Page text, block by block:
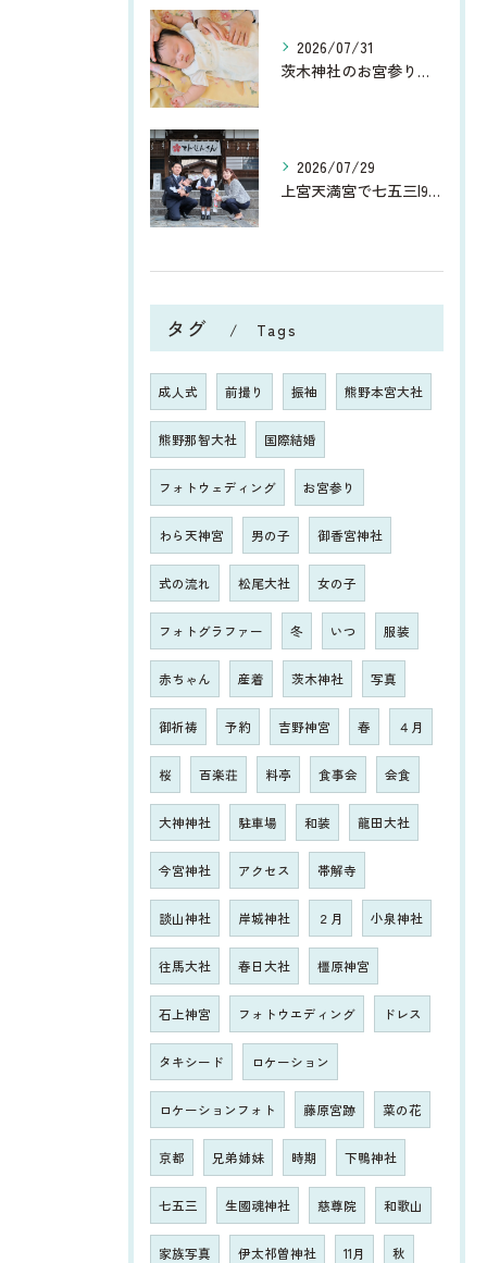
2026/07/31
茨木神社のお宮参り撮影レポート｜夏のお宮参り
2026/07/29
上宮天満宮で七五三|9月は洋服でのお参りもおすすめ！
タグ Tags
成人式 前撮り 振袖 熊野本宮大社
熊野那智大社 国際結婚
フォトウェディング お宮参り
わら天神宮 男の子 御香宮神社
式の流れ 松尾大社 女の子
フォトグラファー 冬 いつ 服装
赤ちゃん 産着 茨木神社 写真
御祈祷 予約 吉野神宮 春 ４月
桜 百楽荘 料亭 食事会 会食
大神神社 駐車場 和装 龍田大社
今宮神社 アクセス 帯解寺
談山神社 岸城神社 ２月 小泉神社
往馬大社 春日大社 橿原神宮
石上神宮 フォトウエディング ドレス
タキシード ロケーション
ロケーションフォト 藤原宮跡 菜の花
京都 兄弟姉妹 時期 下鴨神社
七五三 生國魂神社 慈尊院 和歌山
家族写真 伊太祁曽神社 11月 秋